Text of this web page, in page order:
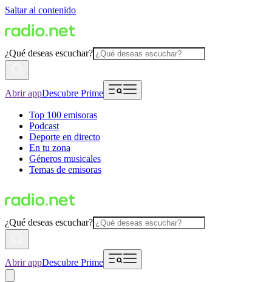
Saltar al contenido
¿Qué deseas escuchar?
Abrir appDescubre Prime
Top 100 emisoras
Podcast
Deporte en directo
En tu zona
Géneros musicales
Temas de emisoras
¿Qué deseas escuchar?
Abrir appDescubre Prime